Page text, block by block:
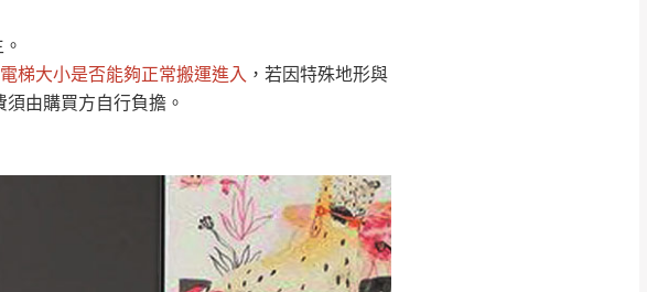
梯大小是否能夠正常搬運進入 ，若因特殊地形與
由購買方自行負擔。
鄉、寶山鄉山區、新埔山區、芎林山區、
關西 玉山里
無
知確認訂單。
電或E-Mail與您聯絡
、鎮、村)、樓梯太小、無法搬運上樓等因